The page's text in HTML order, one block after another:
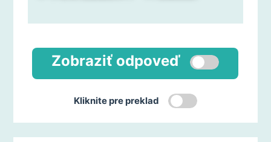
Zobraziť odpoveď
Kliknite pre preklad